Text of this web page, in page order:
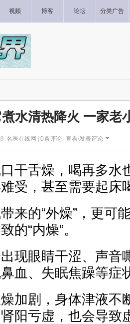
视频 博客 论坛 分类广告
水清热降火 一家老
名医在线网 | 0条评论 | 查看/发表评论
干舌燥，喝再多水
受，甚至需要起床
来的“外燥”，更可
的“内燥”。
现眼睛干涩、声音
血、失眠焦躁等症
加剧，身体津液不
阳亏虚，也会导致